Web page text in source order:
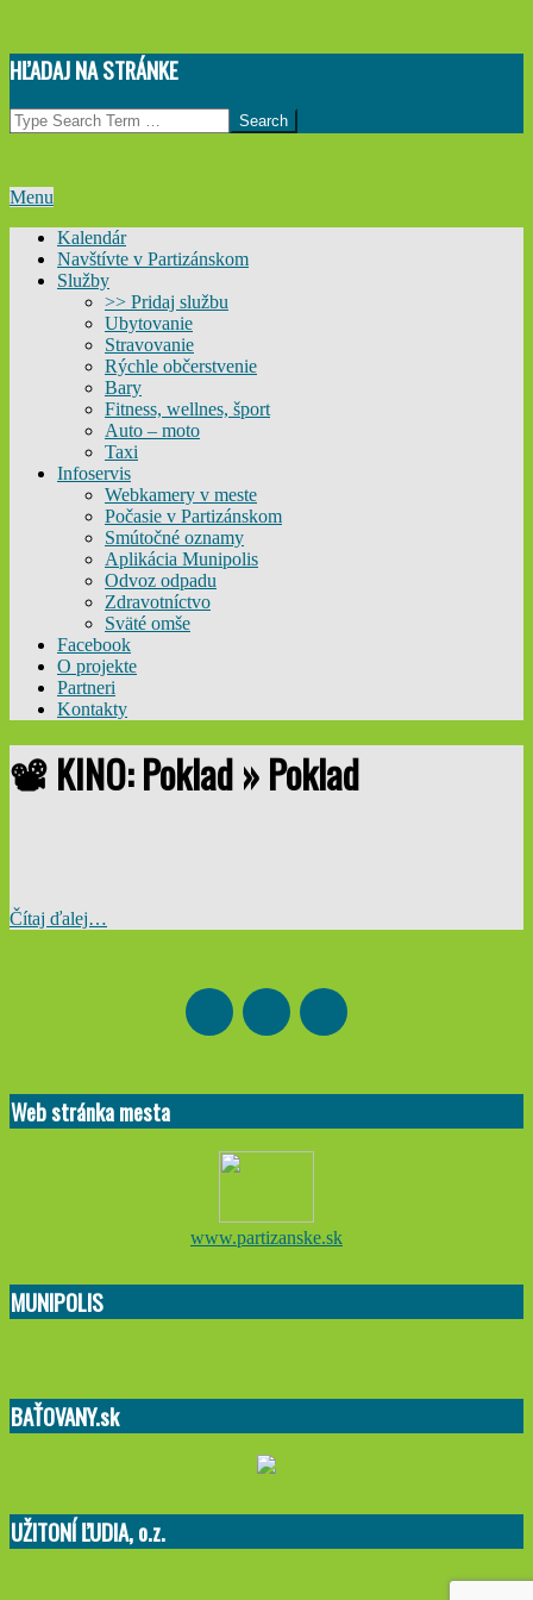
Skip
to
content
HĽADAJ NA STRÁNKE
Search
Primary
Menu
Menu
Kalendár
Navštívte v Partizánskom
Služby
>> Pridaj službu
Ubytovanie
Stravovanie
Rýchle občerstvenie
Bary
Fitness, wellnes, šport
Auto – moto
Taxi
Infoservis
Webkamery v meste
Počasie v Partizánskom
Smútočné oznamy
Aplikácia Munipolis
Odvoz odpadu
Zdravotníctvo
Sväté omše
Facebook
O projekte
Partneri
Kontakty
📽️ KINO: Poklad »Poklad
Čítaj ďalej…
Web stránka mesta
www.partizanske.sk
MUNIPOLIS
BAŤOVANY.sk
UŽITONÍ ĽUDIA, o.z.